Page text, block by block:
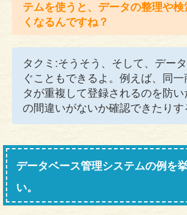
テムを使うと、データの整理や
くなるんですね？
タクミ:そうそう、そして、デー
ぐこともできるよ。例えば、同
タが重複して登録されるのを防
の間違いがないか確認できたりす
データベース管理システムの例を
い。